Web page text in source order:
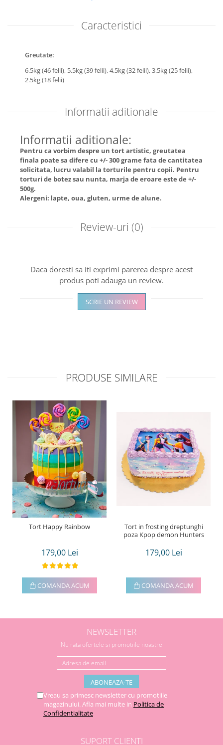
Caracteristici
Greutate:
6.5kg (46 felii), 5.5kg (39 felii),4.5kg (32 felii),3.5kg (25 felii),
2.5kg (18 felii)
Informatii aditionale
Informatii aditionale:
Pentru ca vorbim despre un tort artistic, greutatea
finala poate sa difere cu +/- 300 grame fata de cantitatea
solicitata, lucru valabil la torturile pentru copii. Pentru
torturi de botez sau nunta, marja de eroare este de +/-
500g.
Alergeni: lapte, oua, gluten, urme de alune.
Review-uri (0)
Daca doresti sa iti exprimi parerea despre acest
produs poti adauga un review.
SCRIE UN REVIEW
PRODUSE SIMILARE
Tort Happy Rainbow
179,00 Lei
COMANDA ACUM
Tort in frosting dreptunghi
poza Kpop demon Hunters
179,00 Lei
COMANDA ACUM
NEWSLETTER
Nu rata ofertele si promotiile noastre
Vreau sa primesc newsletter cu promotiile
magazinului. Afla mai multe in Politica de
Confidentialitate
SUPORT CLIENTI